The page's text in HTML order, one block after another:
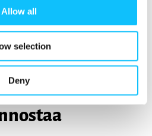
Allow all
selection
Deny
saattavat